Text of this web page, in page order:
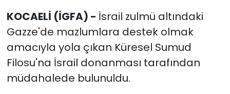
KOCAELİ (İGFA) - İsrail zulmü altındaki
Gazze'de mazlumlara destek olmak
amacıyla yola çıkan Küresel Sumud
Filosu'na İsrail donanması tarafından
müdahalede bulunuldu.